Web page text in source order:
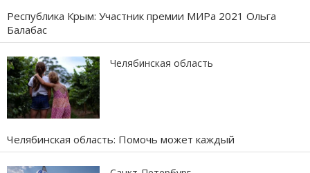
Республика Крым: Участник премии МИРа 2021 Ольга
Балабас
Челябинская область
Челябинская область: Помочь может каждый